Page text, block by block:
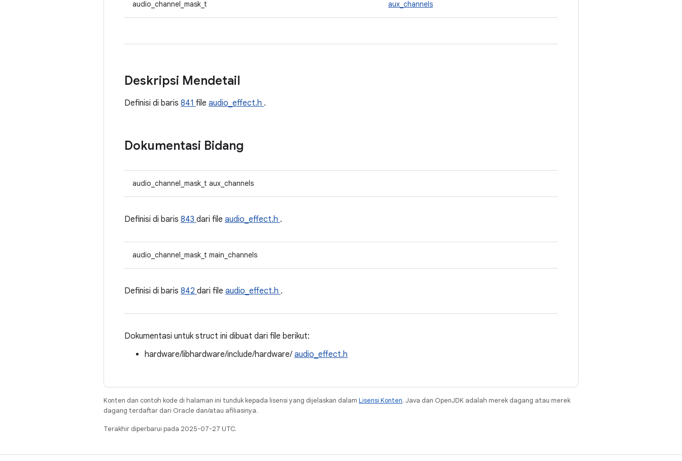
audio_channel_mask_t aux_channels
Deskripsi Mendetail
Definisi di baris 841 file audio_effect.h .
Dokumentasi Bidang
audio_channel_mask_t aux_channels
Definisi di baris 843 dari file audio_effect.h .
audio_channel_mask_t main_channels
Definisi di baris 842 dari file audio_effect.h .
Dokumentasi untuk struct ini dibuat dari file berikut:
hardware/libhardware/include/hardware/ audio_effect.h
Konten dan contoh kode di halaman ini tunduk kepada lisensi yang dijelaskan dalam Lisensi Konten. Java dan OpenJDK adalah merek dagang atau merek
dagang terdaftar dari Oracle dan/atau afiliasinya.
Terakhir diperbarui pada 2025-07-27 UTC.